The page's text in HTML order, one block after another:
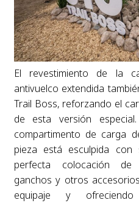
El revestimiento de la
antivuelco extendida
Trail Boss, reforzando el
de esta versión
compartimento de carga
pieza está esculpida
perfecta colocación de
ganchos y otros
equipaje y